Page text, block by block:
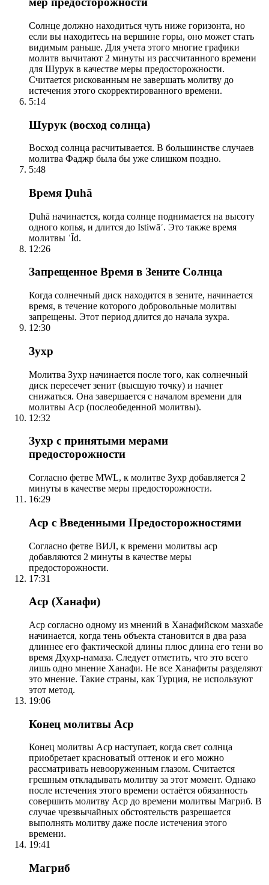
Солнце должно находиться чуть ниже горизонта, но
если вы находитесь на вершине горы, оно может стать
видимым раньше. Для учета этого многие графики
молитв вычитают 2 минуты из рассчитанного времени
для Шурук в качестве меры предосторожности.
Считается рискованным не завершать молитву до
истечения этого скорректированного времени.
5:14
Шурук (восход солнца)
Восход солнца расчитывается. В большинстве случаев
молитва Фаджр была бы уже слишком поздно.
5:48
Время Ḍuhā
Ḍuhā начинается, когда солнце поднимается на высоту
одного копья, и длится до Istiwāʾ. Это также время
молитвы ʿĪd.
12:26
Запрещенное Время в Зените Солнца
Когда солнечный диск находится в зените, начинается
время, в течение которого добровольные молитвы
запрещены. Этот период длится до начала зухра.
12:30
Зухр
Молитва Зухр начинается после того, как солнечный
диск пересечет зенит (высшую точку) и начнет
снижаться. Она завершается с началом времени для
молитвы Аср (послеобеденной молитвы).
12:32
Зухр с принятыми мерами
предосторожности
Согласно фетве MWL, к молитве Зухр добавляется 2
минуты в качестве меры предосторожности.
16:29
Аср с Введенными Предосторожностями
Согласно фетве ВИЛ, к времени молитвы аср
добавляются 2 минуты в качестве меры
предосторожности.
17:31
Аср (Ханафи)
Аср согласно одному из мнений в Ханафийском мазхабе
начинается, когда тень объекта становится в два раза
длиннее его фактической длины плюс длина его тени во
время Дхухр-намаза. Следует отметить, что это всего
лишь одно мнение Ханафи. Не все Ханафиты разделяют
это мнение. Такие страны, как Турция, не используют
этот метод.
19:06
Конец молитвы Аср
Конец молитвы Аср наступает, когда свет солнца
приобретает красноватый оттенок и его можно
рассматривать невооруженным глазом. Считается
грешным откладывать молитву за этот момент. Однако
после истечения этого времени остаётся обязанность
совершить молитву Аср до времени молитвы Магриб. В
случае чрезвычайных обстоятельств разрешается
выполнять молитву даже после истечения этого
времени.
19:41
Магриб